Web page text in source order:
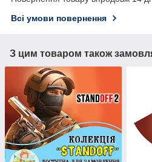
Всі умови повернення
З цим товаром також